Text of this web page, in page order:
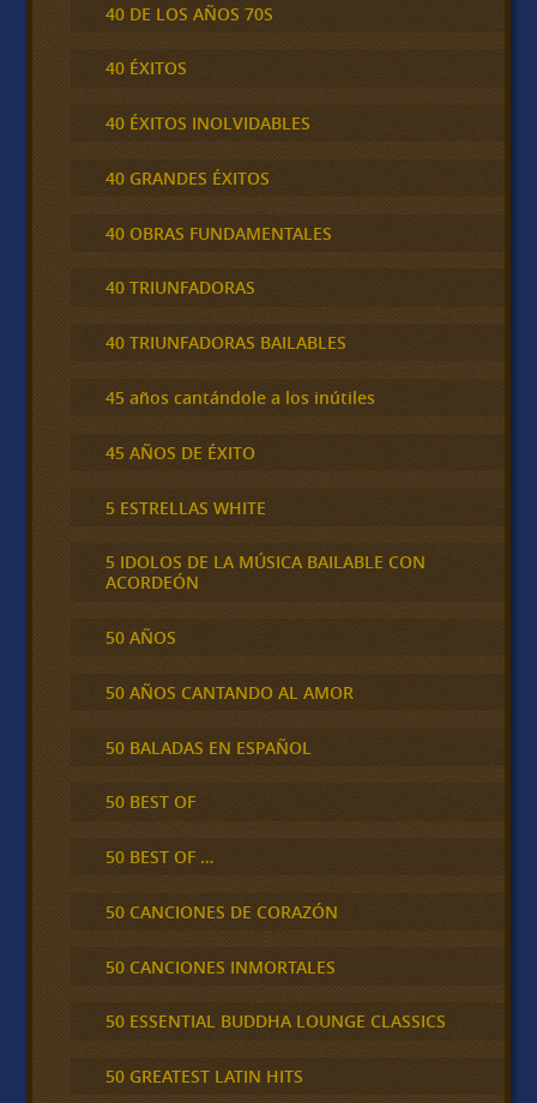
40 DE LOS AÑOS 70S
40 ÉXITOS
40 ÉXITOS INOLVIDABLES
40 GRANDES ÉXITOS
40 OBRAS FUNDAMENTALES
40 TRIUNFADORAS
40 TRIUNFADORAS BAILABLES
45 años cantándole a los inútiles
45 AÑOS DE ÉXITO
5 ESTRELLAS WHITE
5 IDOLOS DE LA MÚSICA BAILABLE CON
ACORDEÓN
50 AÑOS
50 AÑOS CANTANDO AL AMOR
50 BALADAS EN ESPAÑOL
50 BEST OF
50 BEST OF …
50 CANCIONES DE CORAZÓN
50 CANCIONES INMORTALES
50 ESSENTIAL BUDDHA LOUNGE CLASSICS
50 GREATEST LATIN HITS